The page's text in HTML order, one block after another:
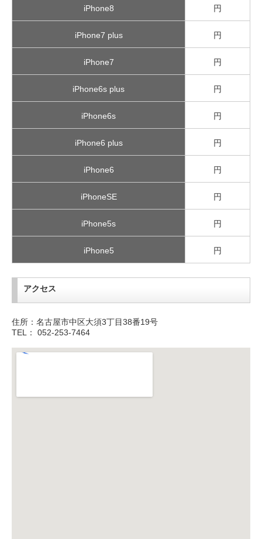
iPhone8 円
iPhone7 plus 円
iPhone7 円
iPhone6s plus 円
iPhone6s 円
iPhone6 plus 円
iPhone6 円
iPhoneSE 円
iPhone5s 円
iPhone5 円
アクセス
住所：名古屋市中区大須3丁目38番19号
TEL： 052-253-7464